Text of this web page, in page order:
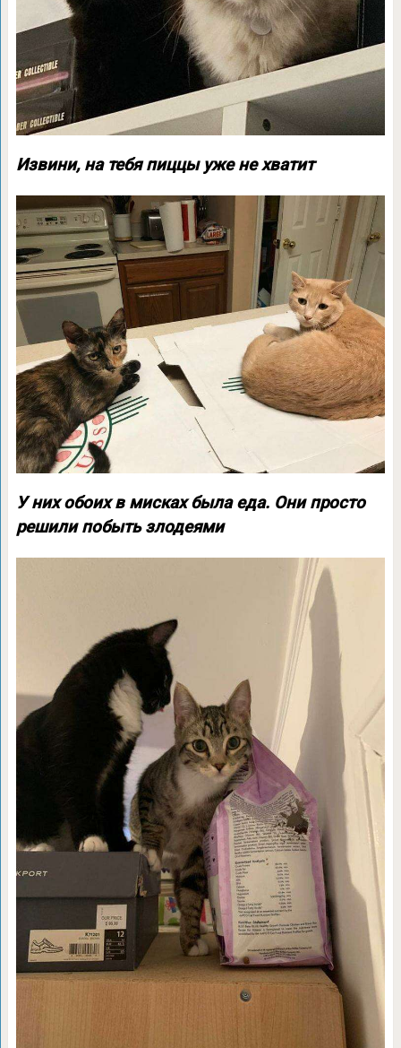
Извини, на тебя пиццы уже не хватит
У них обоих в мисках была еда. Они просто
решили побыть злодеями